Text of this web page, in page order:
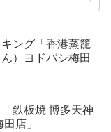
ング「香港蒸籠
）ヨドバシ梅田
鉄板焼 博多天神
店」